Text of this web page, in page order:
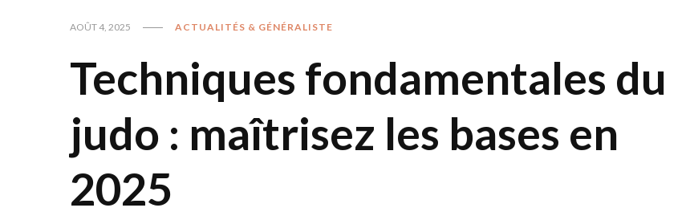
AOÛT 4, 2025 ACTUALITÉS & GÉNÉRALISTE
Techniques fondamentales du
judo : maîtrisez les bases en
2025